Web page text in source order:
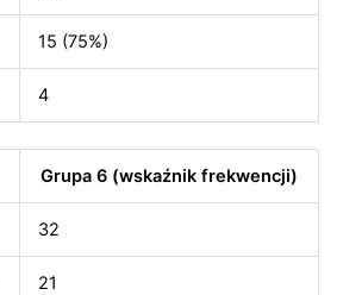
15 (75%)
4
Grupa 6 (wskaźnik frekwencji)
32
21